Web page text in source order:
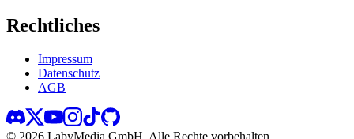
Rechtliches
Impressum
Datenschutz
AGB
© 2026 LabyMedia GmbH. Alle Rechte vorbehalten.